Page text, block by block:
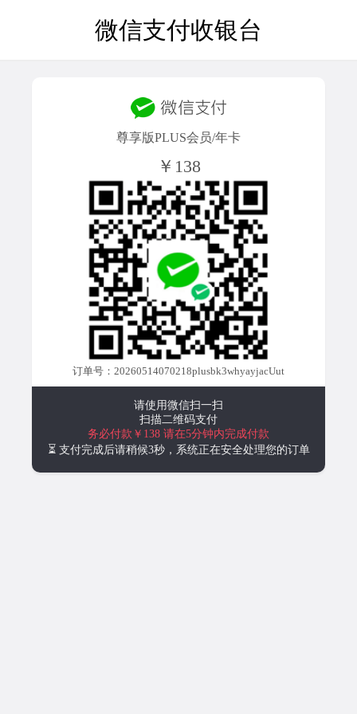
微信支付收银台
尊享版PLUS会员/年卡
￥138
订单号：20260514070218plusbk3whyayjacUut
请使用微信扫一扫
扫描二维码支付
务必付款￥138 请在5分钟内完成付款
⏳ 支付完成后请稍候3秒，系统正在安全处理您的订单